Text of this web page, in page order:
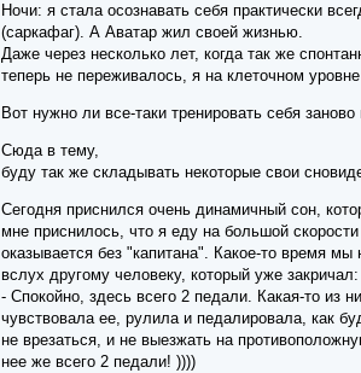
Ночи: я стала осознавать себя практически
(саркафаг). А Аватар жил своей жизнью.
Даже через несколько лет, когда так же
теперь не переживалось, я на клеточном
Вот нужно ли все-таки тренировать себя
Сюда в тему,
буду так же складывать некоторые свои
Сегодня приснился очень динамичный сон,
мне приснилось, что я еду на большой
оказывается без "капитана". Какое-то время
вслух другому человеку, который уже
- Спокойно, здесь всего 2 педали. Какая-то из
чувствовала ее, рулила и педалировала, как
не врезаться, и не выезжать на
нее же всего 2 педали! ))))